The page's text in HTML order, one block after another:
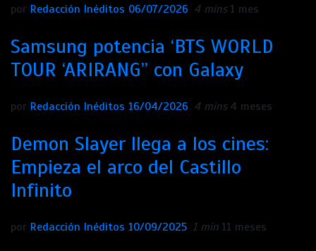
por Redacción Inéditos 06/07/2026 4 mins 1 mes
Samsung potencia ‘BTS WORLD
TOUR ‘ARIRANG’’ con Galaxy
por Redacción Inéditos 16/04/2026 4 mins 4 meses
Demon Slayer llega a los cines:
Empieza el arco del Castillo
Infinito
por Redacción Inéditos 10/09/2025 1 min 11 meses